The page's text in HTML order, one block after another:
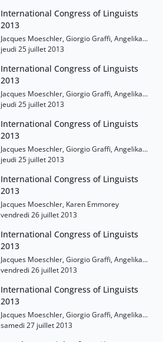
International Congress of Linguists
2013
Jacques Moeschler, Giorgio Graffi, Angelika
Kratzer, Liliane Haegeman, Mark Johnson,
jeudi 25 juillet 2013
International Congress of Linguists
2013
Jacques Moeschler, Giorgio Graffi, Angelika
Kratzer, Liliane Haegeman, Mark Johnson,
jeudi 25 juillet 2013
International Congress of Linguists
2013
Jacques Moeschler, Giorgio Graffi, Angelika
Kratzer, Liliane Haegeman, Mark Johnson,
Philippe Schlenker
jeudi 25 juillet 2013
International Congress of Linguists
2013
Jacques Moeschler, Karen Emmorey
vendredi 26 juillet 2013
International Congress of Linguists
2013
Jacques Moeschler, Giorgio Graffi, Angelika
Kratzer, Liliane Haegeman, Mark Johnson,
vendredi 26 juillet 2013
International Congress of Linguists
2013
Jacques Moeschler, Giorgio Graffi, Angelika
Kratzer, Liliane Haegeman, Mark Johnson,
samedi 27 juillet 2013